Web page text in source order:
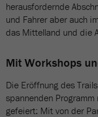
herausfordernde
und Fahrer aber auch
das Mittelland und die
Mit Workshops
Die Eröffnung des
spannenden
gefeiert: Mit von der